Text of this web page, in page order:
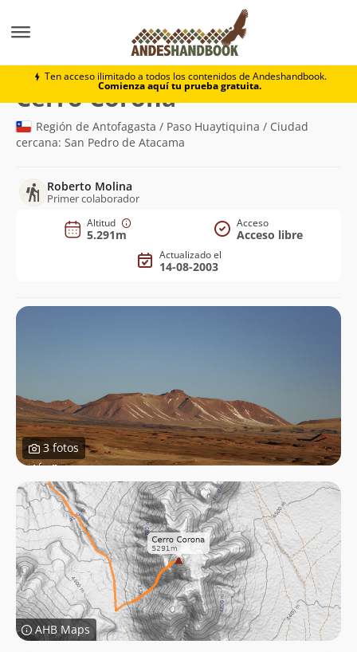
Ten acceso ilimitado a todos los contenidos de Andeshandbook.
Comienza aquí tu prueba gratuita.
Cerro Corona
Cerro Corona(5.291m)
Región de Antofagasta / Paso Huaytiquina / Ciudad
cercana: San Pedro de Atacama
Roberto Molina
Primer colaborador
Altitud
5.291m
Acceso
Acceso libre
Actualizado el
14-08-2003
3 fotos
AHB Maps